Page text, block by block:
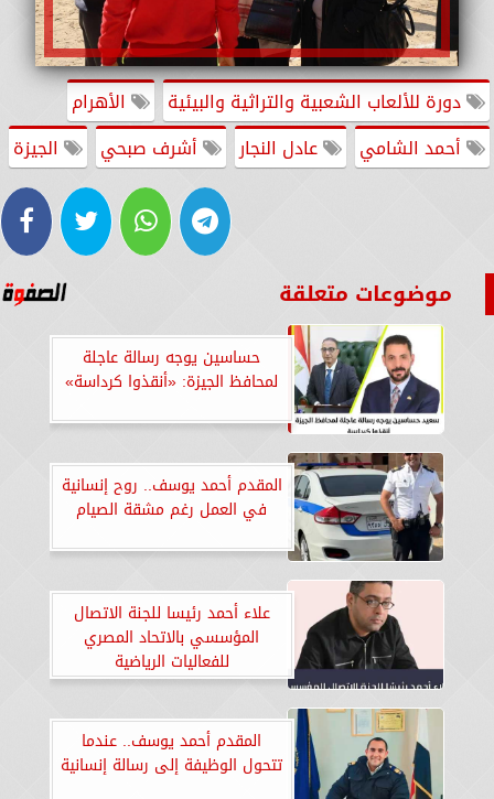
دورة للألعاب الشعبية والتراثية والبيئية
الأهرام
أحمد الشامي
عادل النجار أشرف صبحي الجيزة
موضوعات متعلقة
حساسين يوجه رسالة عاجلة
لمحافظ الجيزة: «أنقذوا كرداسة»
المقدم أحمد يوسف.. روح إنسانية
في العمل رغم مشقة الصيام
علاء أحمد رئيسا للجنة الاتصال
المؤسسي بالاتحاد المصري
للفعاليات الرياضية
المقدم أحمد يوسف.. عندما
تتحول الوظيفة إلى رسالة إنسانية